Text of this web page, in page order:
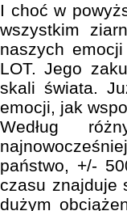
I choć w
wszystkim
naszych
LOT. Jego
skali świata.
emocji, jak
Według
państwo, +/-
czasu znajduje
dużym